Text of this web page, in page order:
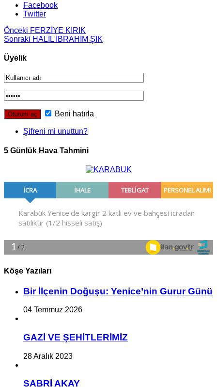
Facebook
Twitter
Önceki FERZİYE KIRIK
Sonraki HALİL İBRAHİM ŞIK
Üyelik
Beni hatırla
Şifreni mi unuttun?
5 Günlük Hava Tahmini
Köşe Yazıları
Bir İlçe­nin Do­ğu­şu: Ye­ni­ce’nin Gurur Günü
04 Temmuz 2026
GAZİ VE ŞEHİTLERİMİZ
28 Aralık 2023
SABRİ AKAY